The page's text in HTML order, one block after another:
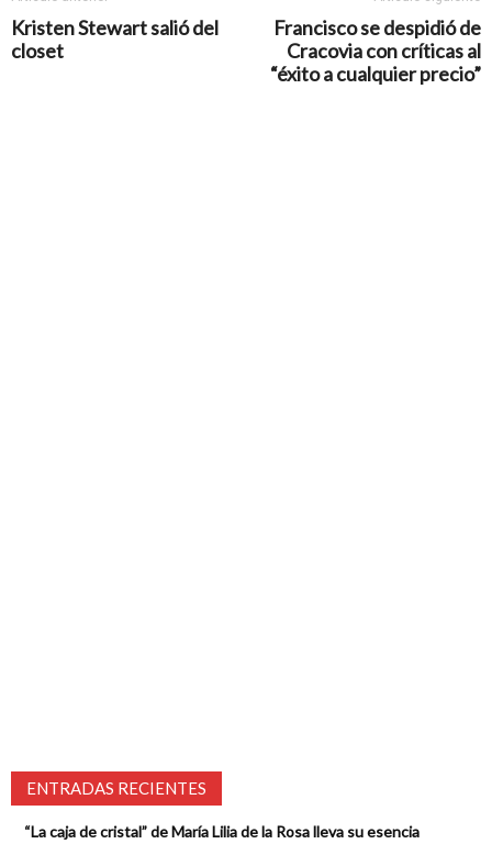
Kristen Stewart salió del
closet
Francisco se despidió de
Cracovia con críticas al
“éxito a cualquier precio”
ENTRADAS RECIENTES
“La caja de cristal” de María Lilia de la Rosa lleva su esencia